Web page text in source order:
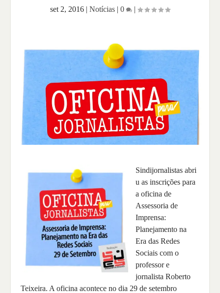
set 2, 2016 | Notícias | 0 |
Sindijornalistas abri
u as inscrições para
a oficina de
Assessoria de
Imprensa:
Planejamento na
Era das Redes
Sociais com o
professor e
jornalista Roberto
Teixeira. A oficina acontece no dia 29 de setembro